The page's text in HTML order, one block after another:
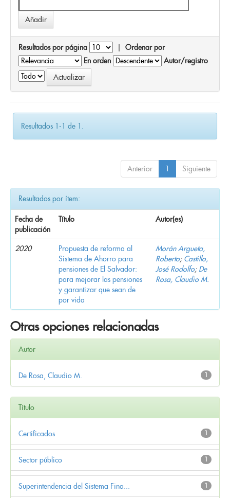
Resultados por página | Ordenar por
En orden
Autor/registro
Resultados 1-1 de 1.
Anterior 1 Siguiente
Resultados por ítem:
Fecha de
publicación
Título Autor(es)
2020
Propuesta de reforma al
Sistema de Ahorro para
pensiones de El Salvador:
para mejorar las pensiones
y garantizar que sean de
por vida
Morán Argueta,
Roberto; Castillo,
José Rodolfo; De
Rosa, Claudio M.
Otras opciones relacionadas
Autor
1
De Rosa, Claudio M.
Título
1
Certificados
1
Sector público
1
Superintendencia del Sistema Fina...